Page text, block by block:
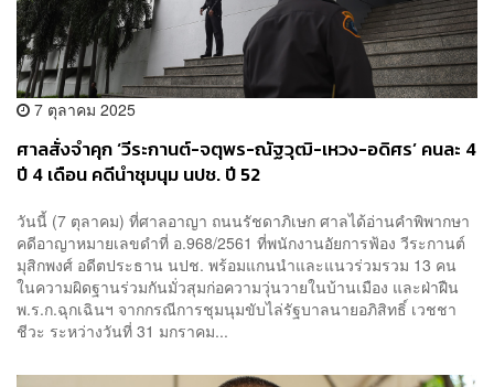
7 ตุลาคม 2025
ศาลสั่งจำคุก ‘วีระกานต์-จตุพร-ณัฐวุฒิ-เหวง-อดิศร’ คนละ 4
ปี 4 เดือน คดีนำชุมนุม นปช. ปี 52
วันนี้ (7 ตุลาคม) ที่ศาลอาญา ถนนรัชดาภิเษก ศาลได้อ่านคำพิพากษา
คดีอาญาหมายเลขดำที่ อ.968/2561 ที่พนักงานอัยการฟ้อง วีระกานต์
มุสิกพงศ์ อดีตประธาน นปช. พร้อมแกนนำและแนวร่วมรวม 13 คน
ในความผิดฐานร่วมกันมั่วสุมก่อความวุ่นวายในบ้านเมือง และฝ่าฝืน
พ.ร.ก.ฉุกเฉินฯ จากกรณีการชุมนุมขับไล่รัฐบาลนายอภิสิทธิ์ เวชชา
ชีวะ ระหว่างวันที่ 31 มกราคม...